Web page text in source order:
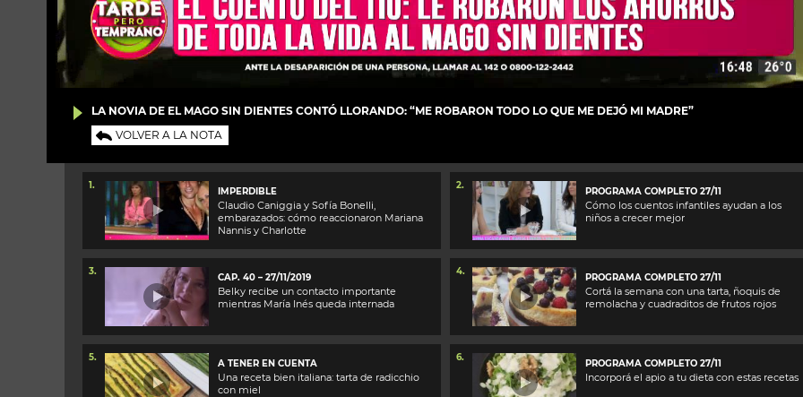
LA NOVIA DE EL MAGO SIN DIENTES CONTÓ LLORANDO: “ME ROBARON TODO LO QUE ME DEJÓ MI MADRE”
VOLVER A LA NOTA
1.
IMPERDIBLE
Claudio Caniggia y Sofía Bonelli,
embarazados: cómo reaccionaron Mariana
Nannis y Charlotte
2.
PROGRAMA COMPLETO 27/11
Cómo los cuentos infantiles ayudan a los
niños a crecer mejor
3.
CAP. 40 – 27/11/2019
Belky recibe un contacto importante
mientras María Inés queda internada
4.
PROGRAMA COMPLETO 27/11
Cortá la semana con una tarta, ñoquis de
remolacha y cuadraditos de frutos rojos
5.
A TENER EN CUENTA
Una receta bien italiana: tarta de radicchio
con miel
6.
PROGRAMA COMPLETO 27/11
Incorporá el apio a tu dieta con estas recetas